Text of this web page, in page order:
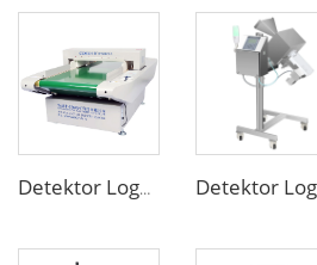
Detektor Logam Jarum Kain Pakaian untuk Pakaian Dalam, Kaos Kaki, Sepatu yang Sudah Dikemas